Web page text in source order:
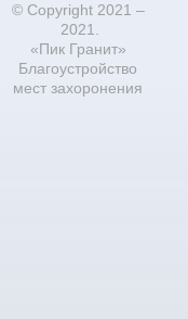
© Copyright 2021 –
2021.
«Пик Гранит»
Благоустройство
мест захоронения